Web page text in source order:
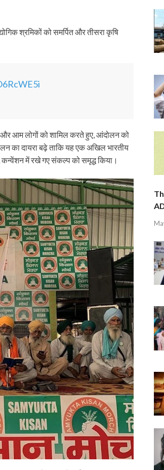
श्रमिकों को समर्पित और तीसरा कृषि
और आम लोगों को शामिल करते हुए, आंदोलन को
का दायरा बढ़े ताकि यह एक अखिल भारतीय
में रखे गए संकल्प को समृद्ध किया।